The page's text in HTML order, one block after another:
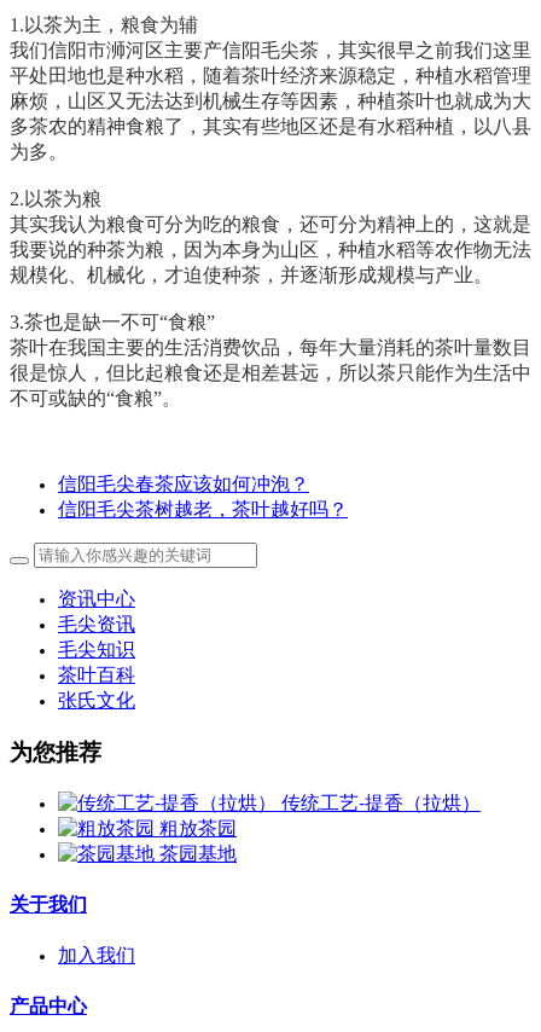
1.以茶为主，粮食为辅
我们信阳市浉河区主要产信阳毛尖茶，其实很早之前我们这里
平处田地也是种水稻，随着茶叶经济来源稳定，种植水稻管理
麻烦，山区又无法达到机械生存等因素，种植茶叶也就成为大
多茶农的精神食粮了，其实有些地区还是有水稻种植，以八县
为多。
2.以茶为粮
其实我认为粮食可分为吃的粮食，还可分为精神上的，这就是
我要说的种茶为粮，因为本身为山区，种植水稻等农作物无法
规模化、机械化，才迫使种茶，并逐渐形成规模与产业。
3.茶也是缺一不可“食粮”
茶叶在我国主要的生活消费饮品，每年大量消耗的茶叶量数目
很是惊人，但比起粮食还是相差甚远，所以茶只能作为生活中
不可或缺的“食粮”。
信阳毛尖春茶应该如何冲泡？
信阳毛尖茶树越老，茶叶越好吗？
资讯中心
毛尖资讯
毛尖知识
茶叶百科
张氏文化
为您推荐
传统工艺-提香（拉烘）
粗放茶园
茶园基地
关于我们
加入我们
产品中心